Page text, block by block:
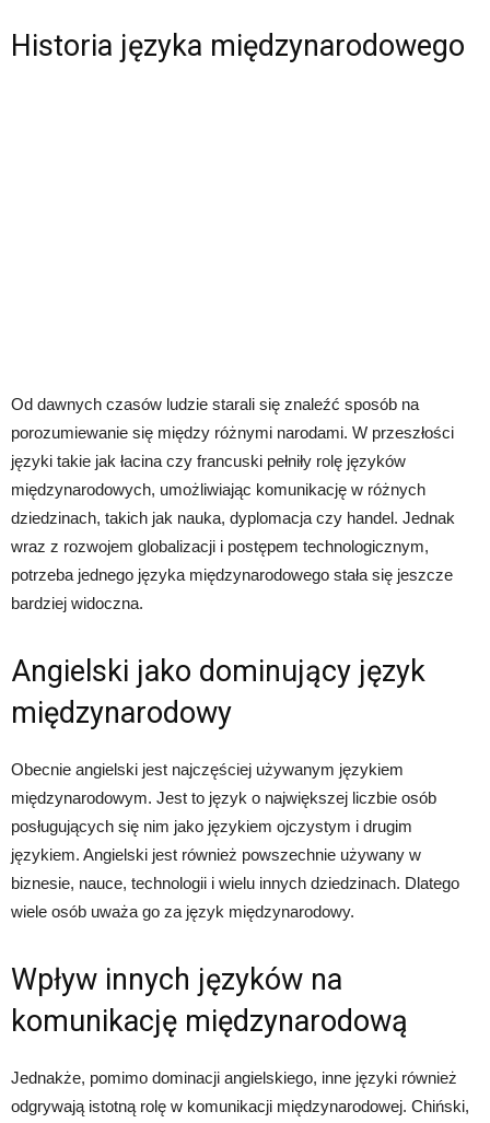
Historia języka międzynarodowego
Od dawnych czasów ludzie starali się znaleźć sposób na
porozumiewanie się między różnymi narodami. W przeszłości
języki takie jak łacina czy francuski pełniły rolę języków
międzynarodowych, umożliwiając komunikację w różnych
dziedzinach, takich jak nauka, dyplomacja czy handel. Jednak
wraz z rozwojem globalizacji i postępem technologicznym,
potrzeba jednego języka międzynarodowego stała się jeszcze
bardziej widoczna.
Angielski jako dominujący język
międzynarodowy
Obecnie angielski jest najczęściej używanym językiem
międzynarodowym. Jest to język o największej liczbie osób
posługujących się nim jako językiem ojczystym i drugim
językiem. Angielski jest również powszechnie używany w
biznesie, nauce, technologii i wielu innych dziedzinach. Dlatego
wiele osób uważa go za język międzynarodowy.
Wpływ innych języków na
komunikację międzynarodową
Jednakże, pomimo dominacji angielskiego, inne języki również
odgrywają istotną rolę w komunikacji międzynarodowej. Chiński,